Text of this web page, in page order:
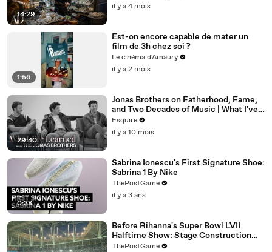
14:29
il y a 4 mois
1:56
Est-on encore capable de mater un
film de 3h chez soi ?
Le cinéma d'Amaury
il y a 2 mois
29:40
Jonas Brothers on Fatherhood, Fame,
and Two Decades of Music | What I've
Learned | Esquire
Esquire
il y a 10 mois
0:38
Sabrina Ionescu's First Signature Shoe:
Sabrina 1 By Nike
ThePostGame
il y a 3 ans
Before Rihanna's Super Bowl LVII
Halftime Show: Stage Construction
Timelapse
ThePostGame